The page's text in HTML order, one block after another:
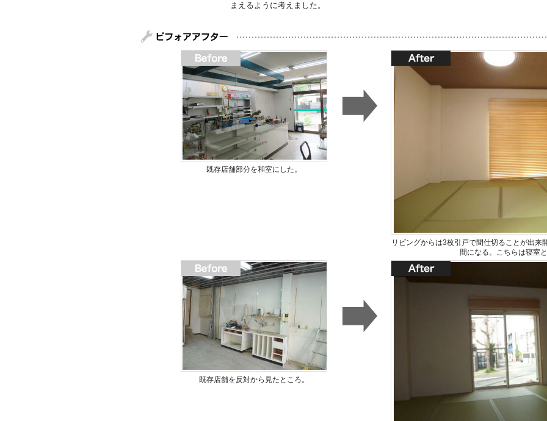
まえるように考えました。
既存店舗部分を和室にした。
リビングからは3枚引戸で間仕切ることが出来
間になる。こちらは寝室
既存店舗を反対から見たところ。